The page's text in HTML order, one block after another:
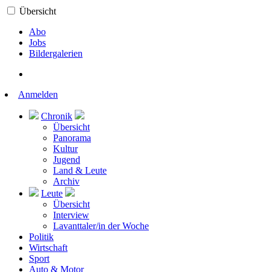
Übersicht
Abo
Jobs
Bildergalerien
Anmelden
Chronik
Übersicht
Panorama
Kultur
Jugend
Land & Leute
Archiv
Leute
Übersicht
Interview
Lavanttaler/in der Woche
Politik
Wirtschaft
Sport
Auto & Motor